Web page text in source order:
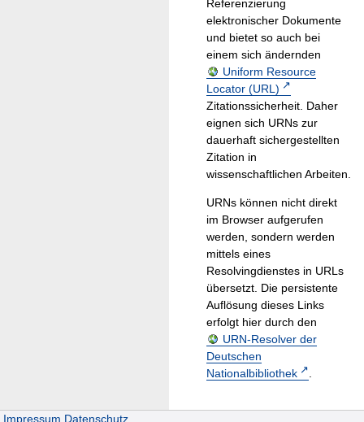
Referenzierung
elektronischer Dokumente
und bietet so auch bei
einem sich ändernden
Uniform Resource
Locator (URL)
Zitationssicherheit. Daher
eignen sich URNs zur
dauerhaft sichergestellten
Zitation in
wissenschaftlichen Arbeiten.
URNs können nicht direkt
im Browser aufgerufen
werden, sondern werden
mittels eines
Resolvingdienstes in URLs
übersetzt. Die persistente
Auflösung dieses Links
erfolgt hier durch den
URN-Resolver der
Deutschen
Nationalbibliothek
.
Impressum Datenschutz